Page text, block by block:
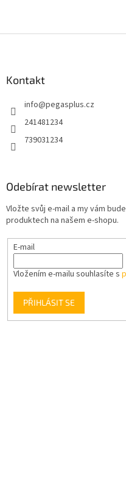
Kontakt
info@pegasplus.cz
241481234
739031234
Odebírat newsletter
Vložte svůj e-mail a my vám
produktech na našem e-shopu.
E-mail
Vložením e-mailu souhlasíte s
PŘIHLÁSIT SE